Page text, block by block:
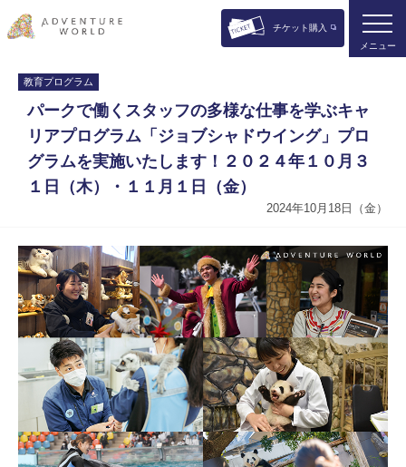
チケット購入
メニュー
教育プログラム
パークで働くスタッフの多様な仕事を学ぶキャ
リアプログラム「ジョブシャドウイング」プロ
グラムを実施いたします！２０２４年１０月３
１日（木）・１１月１日（金）
2024年10月18日（金）